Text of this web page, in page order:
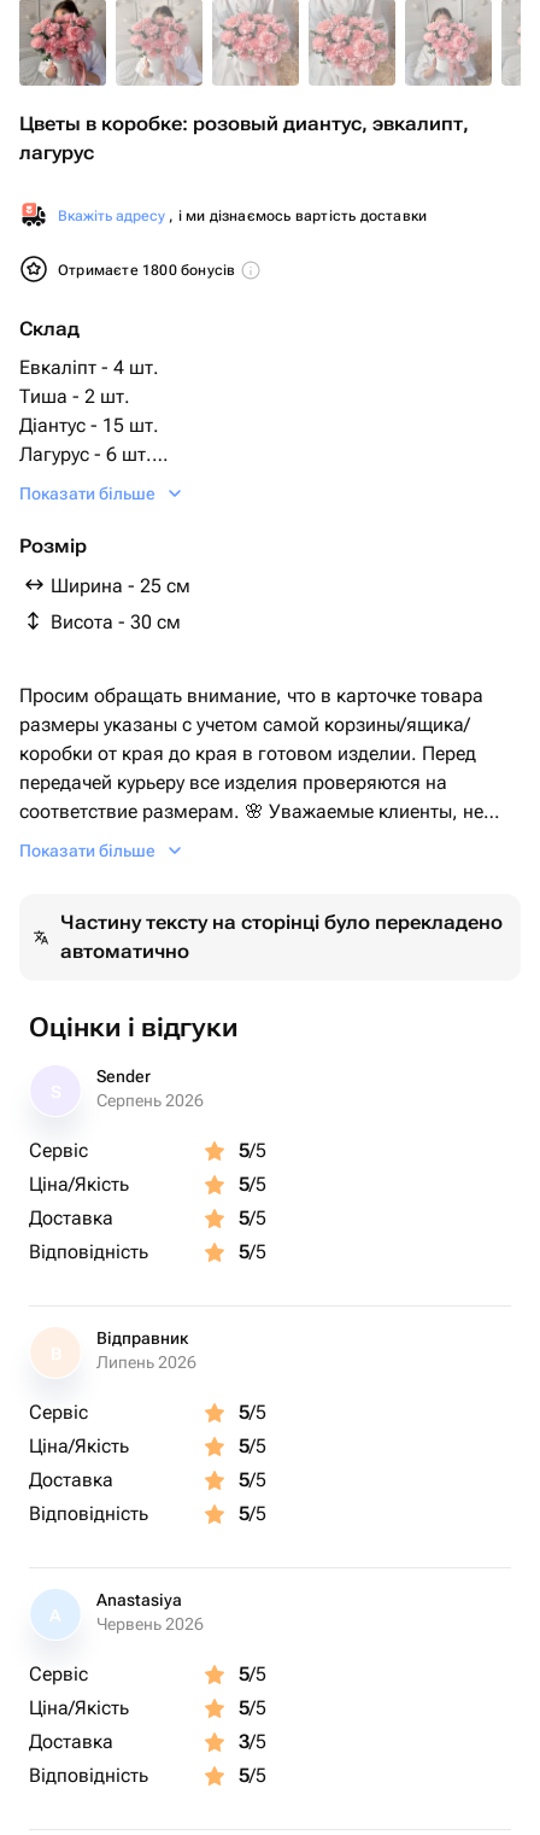
Цветы в коробке: розовый диантус, эвкалипт,
лагурус
Вкажіть адресу , і ми дізнаємось вартість доставки
Отримаєте 1800 бонусів
Склад
Евкаліпт - 4 шт.
Тиша - 2 шт.
Діантус - 15 шт.
Лагурус - 6 шт.
коробка з оазисом всередині і стрічкою - 1 шт.
Показати більше
Розмір
Ширина - 25 см
Висота - 30 см
Просим обращать внимание, что в карточке товара
размеры указаны с учетом самой корзины/ящика/
коробки от края до края в готовом изделии. Перед
передачей курьеру все изделия проверяются на
соответствие размерам. 🌸 Уважаемые клиенты, не
нужно пытаться понять размеры корзины, коробки и
состав и дизайн композиции, а не её размеры. Для
этого каждую композицию мы измеряем и записываем
понимание.
Показати більше
Частину тексту на сторінці було перекладено
автоматично
Оцінки і відгуки
Sender
Серпень 2026
Сервіс 5/5
Ціна/Якість
5/5
Доставка
5/5
Відповідність
5/5
В
Відправник
Липень 2026
Сервіс 5/5
Ціна/Якість
5/5
Доставка
5/5
Відповідність
5/5
A
Anastasiya
Червень 2026
Сервіс 5/5
Ціна/Якість
5/5
Доставка
3/5
Відповідність
5/5